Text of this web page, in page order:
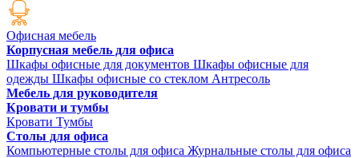
Офисная мебель
Корпусная мебель для офиса
Шкафы офисные для документов Шкафы офисные для
одежды Шкафы офисные со стеклом Антресоль
Мебель для руководителя
Кровати и тумбы
Кровати Тумбы
Столы для офиса
Компьютерные столы для офиса Журнальные столы для офиса